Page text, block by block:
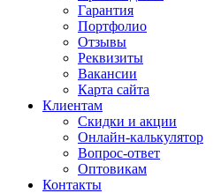
Гарантия
Портфолио
Отзывы
Реквизиты
Вакансии
Карта сайта
Клиентам
Скидки и акции
Онлайн-калькулятор
Вопрос-ответ
Оптовикам
Контакты